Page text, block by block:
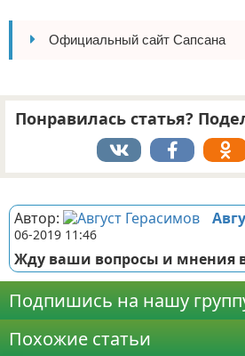
Официальный сайт Сапсана
Понравилась статья?
Автор:
06-2019 11:46
Жду ваши вопросы и мнения
Подпишись на нашу
Похожие статьи